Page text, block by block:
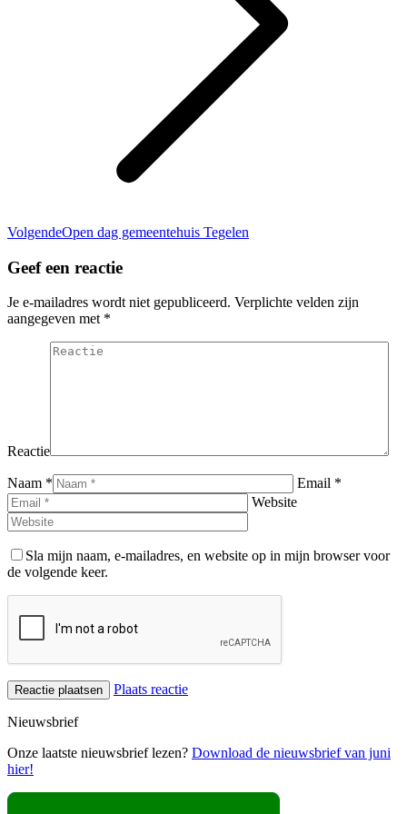
VolgendeVolgend
Open dag gemeentehuis Tegelen
Geef een reactie
Je e-mailadres wordt niet gepubliceerd. Verplichte velden zijn
aangegeven met *
Reactie
Naam *
Email *
Website
Sla mijn naam, e-mailadres, en website op in mijn browser voor
de volgende keer.
Plaats reactie
Nieuwsbrief
Onze laatste nieuwsbrief lezen? Download de nieuwsbrief van juni
hier!